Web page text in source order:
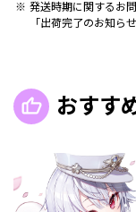
発送時期に関するお
「出荷完了のお知ら
おすす